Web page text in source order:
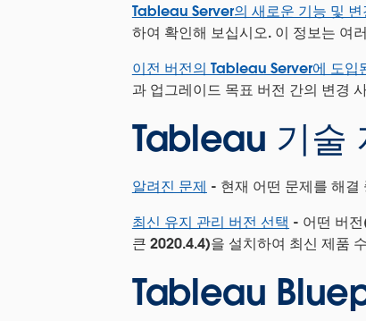
Tableau Server의 새로운 기능 및 변
하여 확인해 보십시오. 이 정보는 여
이전 버전의 Tableau Server에 도입
과 업그레이드 목표 버전 간의 변경
Tableau 기술
알려진 문제 - 현재 어떤 문제를 해결
최신 유지 관리 버전 선택 - 어떤 버
큰 2020.4.4)을 설치하여 최신 제품
Tableau